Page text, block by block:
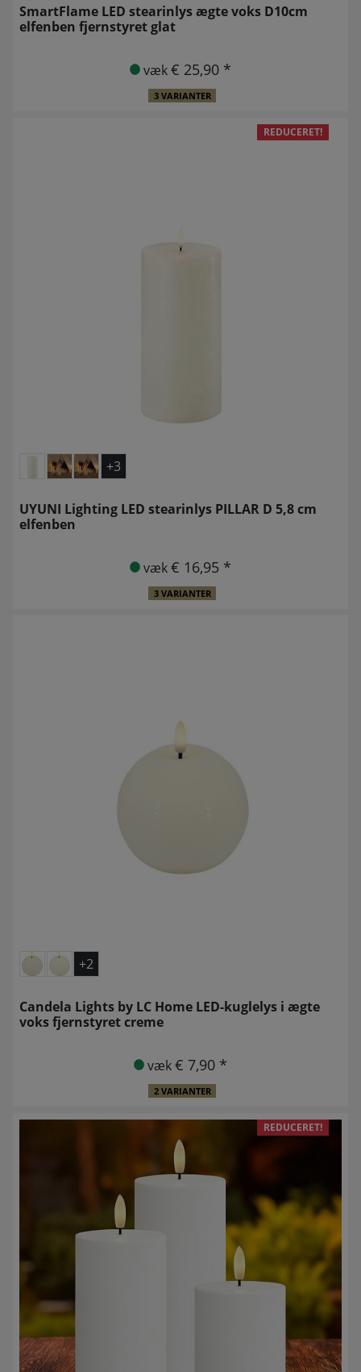
SmartFlame LED stearinlys ægte voks D10cm
elfenben fjernstyret glat
væk€ 25,90 *
3 VARIANTER
REDUCERET!
+3
UYUNI Lighting LED stearinlys PILLAR D 5,8 cm
elfenben
væk€ 16,95 *
3 VARIANTER
+2
Candela Lights by LC Home LED-kuglelys i ægte
voks fjernstyret creme
væk€ 7,90 *
2 VARIANTER
REDUCERET!